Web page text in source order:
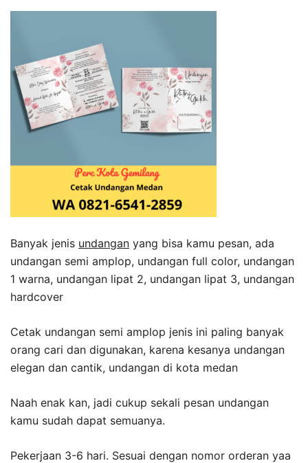
Banyak jenis undangan yang bisa kamu pesan, ada
undangan semi amplop, undangan full color, undangan
1 warna, undangan lipat 2, undangan lipat 3, undangan
hardcover
Cetak undangan semi amplop jenis ini paling banyak
orang cari dan digunakan, karena kesanya undangan
elegan dan cantik, undangan di kota medan
Naah enak kan, jadi cukup sekali pesan undangan
kamu sudah dapat semuanya.
Pekerjaan 3-6 hari. Sesuai dengan nomor orderan yaa